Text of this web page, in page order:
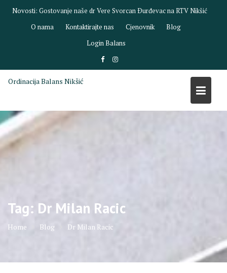
Novosti:Gostovanje dr Biljane Savić na RTV Nikšić
O nama
Kontaktirajte nas Cjenovnik
Blog
Login Balans
Ordinacija Balans Nikšić
Tag: Dr Milan Racic
Home Blog Dr Milan Racic